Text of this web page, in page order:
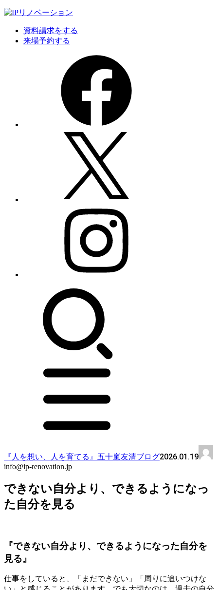
資料請求をする
来場予約する
『人を想い、人を育てる』五十嵐友清ブログ2026.01.19
info@ip-renovation.jp
できない自分より、できるようになっ
た自分を見る
『できない自分より、できるようになった自分を
見る』
仕事をしていると、「まだできない」「周りに追いつけな